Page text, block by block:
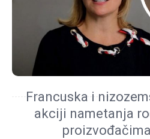
Francuska i
akciji nametanja